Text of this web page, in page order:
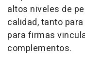
altos niveles de
calidad, tanto
para firmas
complementos.